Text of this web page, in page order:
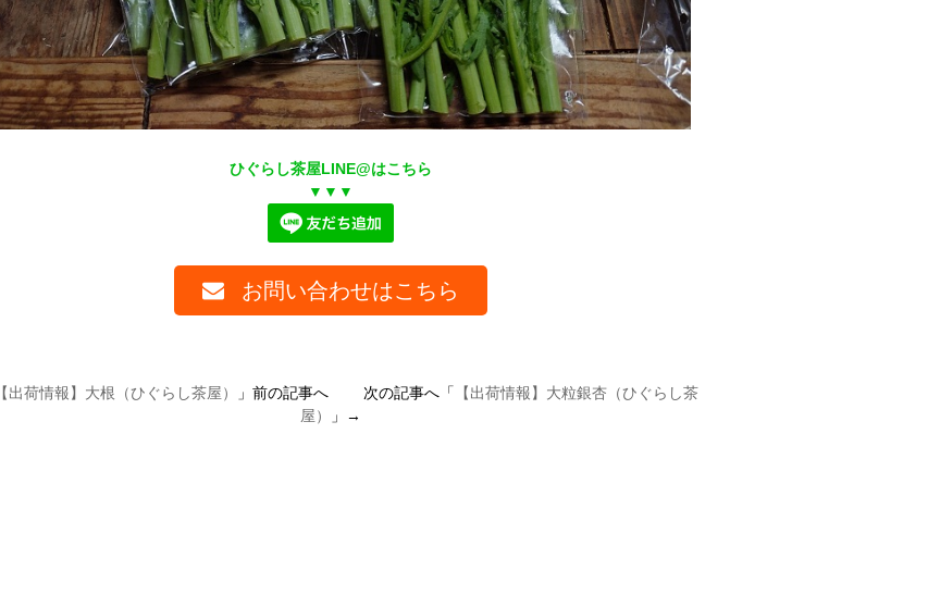
ひぐらし茶屋LINE@はこちら
▼▼▼
お問い合わせはこちら
【出荷情報】大根（ひぐらし茶屋） 」前の記事へ 次の記事へ「 【出荷情報】大粒銀杏（ひぐらし茶
屋）
」→